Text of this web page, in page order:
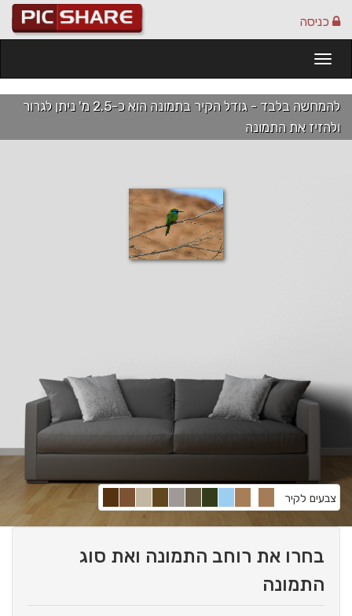
כניסה
להמחשה בלבד - גודל הקיר בתמונה הוא כ-2.5 מ' ניתן לגרור
ולהזיז את התמונה
צבעים לקיר
בחרו את רוחב התמונה ואת סוג
התמונה